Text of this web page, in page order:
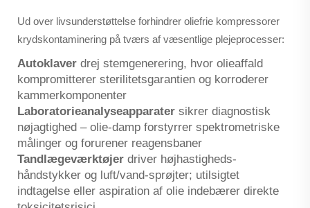
Ud over livsunderstøttelse forhindrer oliefrie kompressorer
krydskontaminering på tværs af væsentlige plejeprocesser:
Autoklaver drej stemgenerering, hvor olieaffald
kompromitterer sterilitetsgarantien og korroderer
kammerkomponenter
Laboratorieanalyseapparater sikrer diagnostisk
nøjagtighed – olie-damp forstyrrer spektrometriske
målinger og forurener reagensbaner
Tandlægeværktøjer driver højhastigheds-
håndstykker og luft/vand-sprøjter; utilsigtet
indtagelse eller aspiration af olie indebærer direkte